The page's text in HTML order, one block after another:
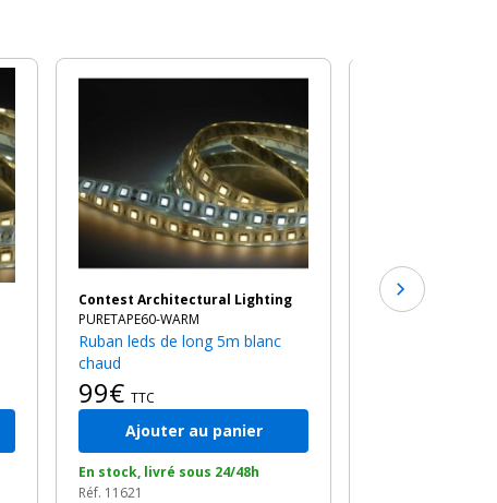
Contest Architectural Lighting
PURETAPE60-WARM
Ruban leds de long 5m blanc
chaud
99€ TTC
Ajouter au panier
En stock, livré sous 24/48h
Réf. 11621